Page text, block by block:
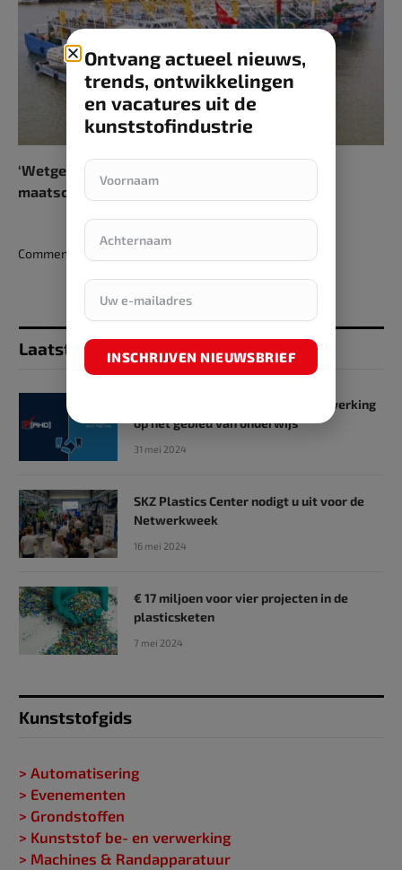
‘Wetgeving voor bedrijven over internationaal
maatschappelijk ondernemen hard nodig’
Comments are closed.
Laatst toegevoegd
SKZ en RHD GmbH starten samenwerking
op het gebied van onderwijs
31 mei 2024
SKZ Plastics Center nodigt u uit voor de
Netwerkweek
16 mei 2024
€ 17 miljoen voor vier projecten in de
plasticsketen
7 mei 2024
Kunststofgids
> Automatisering
> Evenementen
> Grondstoffen
> Kunststof be- en verwerking
> Machines & Randapparatuur
Ontvang actueel nieuws,
trends, ontwikkelingen
en vacatures uit de
kunststofindustrie
INSCHRIJVEN NIEUWSBRIEF